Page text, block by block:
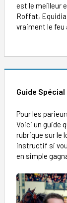
est le meilleur
Roffat,
vraiment le feu
Guide Spécial
Pour les
Voici un guide
rubrique sur le
instructif si
en simple